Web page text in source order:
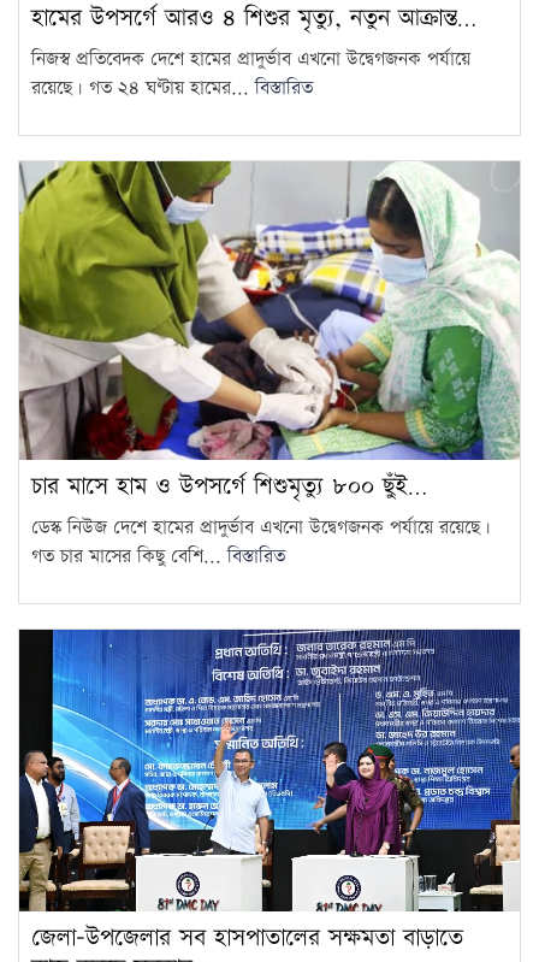
হামের উপসর্গে আরও ৪ শিশুর মৃত্যু, নতুন আক্রান্ত…
নিজস্ব প্রতিবেদক দেশে হামের প্রাদুর্ভাব এখনো উদ্বেগজনক পর্যায়ে
রয়েছে। গত ২৪ ঘণ্টায় হামের...বিস্তারিত
চার মাসে হাম ও উপসর্গে শিশুমৃত্যু ৮০০ ছুঁই…
ডেস্ক নিউজ দেশে হামের প্রাদুর্ভাব এখনো উদ্বেগজনক পর্যায়ে রয়েছে।
গত চার মাসের কিছু বেশি...বিস্তারিত
জেলা-উপজেলার সব হাসপাতালের সক্ষমতা বাড়াতে